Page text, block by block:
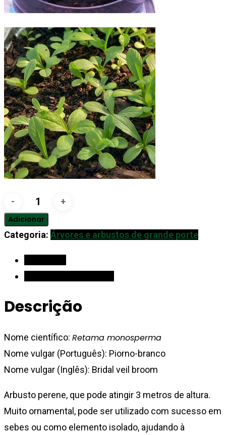
Quantidade
de
Piorno-
Adicionar
Categoria: Árvores e arbustos de grande porte
Descrição
Nome científico: Retama monosperma
Nome vulgar (Português): Piorno-branco
Nome vulgar (Inglês): Bridal veil broom
Arbusto perene, que pode atingir 3 metros de altura.
Muito ornamental, pode ser utilizado com sucesso em
sebes ou como elemento isolado, ajudando à